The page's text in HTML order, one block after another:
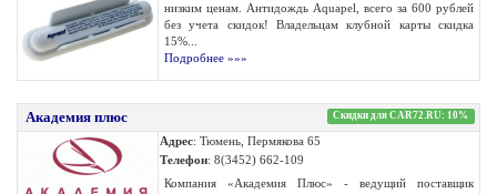
низким ценам. Антидождь Aquapel, всего за 600 рублей
без учета скидок! Владельцам клубной карты скидка
15%...
Подробнее »»»
Академия плюс Скидки для CAR72.RU: 10%
Адрес: Тюмень, Пермякова 65
Телефон: 8(3452) 662-109
Компания «Академия Плюс» - ведущий поставщик